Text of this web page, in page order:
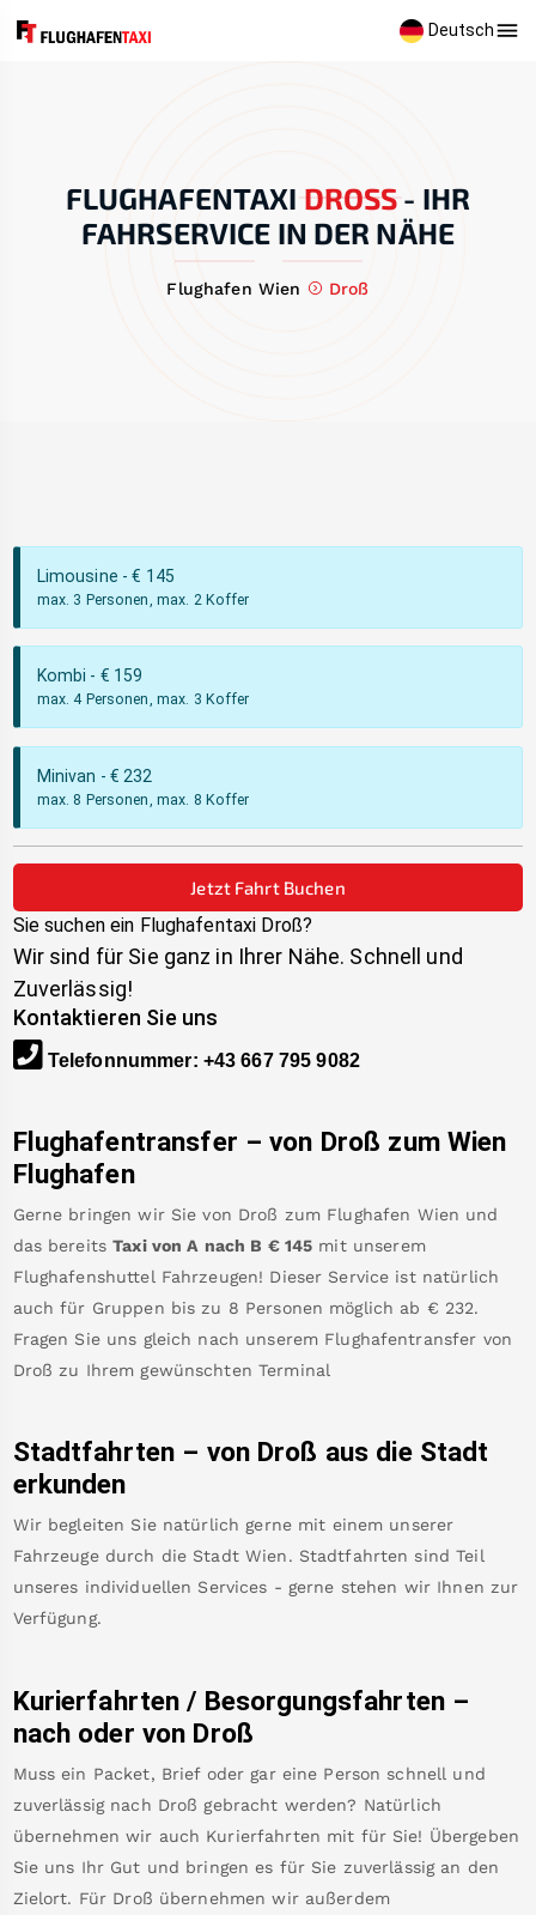
Deutsch
FLUGHAFENTAXI DROSS - IHR
FAHRSERVICE IN DER NÄHE
Flughafen Wien Droß
Limousine - € 145
max. 3 Personen, max. 2 Koffer
Kombi - € 159
max. 4 Personen, max. 3 Koffer
Minivan - € 232
max. 8 Personen, max. 8 Koffer
Jetzt Fahrt Buchen
Sie suchen ein Flughafentaxi Droß?
Wir sind für Sie ganz in Ihrer Nähe. Schnell und
Zuverlässig!
Kontaktieren Sie uns
Telefonnummer: +43 667 795 9082
Flughafentransfer – von Droß zum Wien
Flughafen
Gerne bringen wir Sie von Droß zum Flughafen Wien und
das bereits Taxi von A nach B € 145 mit unserem
Flughafenshuttel Fahrzeugen! Dieser Service ist natürlich
auch für Gruppen bis zu 8 Personen möglich ab € 232.
Fragen Sie uns gleich nach unserem Flughafentransfer von
Droß zu Ihrem gewünschten Terminal
Stadtfahrten – von Droß aus die Stadt
erkunden
Wir begleiten Sie natürlich gerne mit einem unserer
Fahrzeuge durch die Stadt Wien. Stadtfahrten sind Teil
unseres individuellen Services - gerne stehen wir Ihnen zur
Verfügung.
Kurierfahrten / Besorgungsfahrten –
nach oder von Droß
Muss ein Packet, Brief oder gar eine Person schnell und
zuverlässig nach Droß gebracht werden? Natürlich
übernehmen wir auch Kurierfahrten mit für Sie! Übergeben
Sie uns Ihr Gut und bringen es für Sie zuverlässig an den
Zielort. Für Droß übernehmen wir außerdem